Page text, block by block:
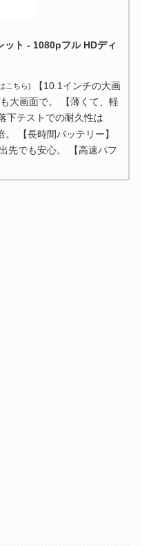
ト - 1080pフル HDディ
こちら)
【10.1インチの大画
大画面で。 【薄くて、軽
下テストでの耐久性は
【長時間バッテリー】
先でも安心。 【高速パフ